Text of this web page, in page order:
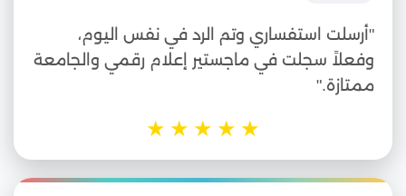
"أرسلت استفساري وتم الرد في نفس اليوم،
وفعلاً سجلت في ماجستير إعلام رقمي والجامعة
ممتازة."
★
★
★
★
★